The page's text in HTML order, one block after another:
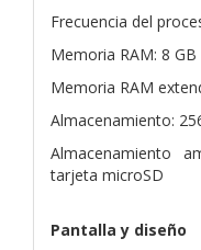
Frecuencia del
Memoria RAM: 8 GB
Memoria RAM
Almacenamiento:
Almacenamiento
tarjeta microSD
Pantalla y diseño